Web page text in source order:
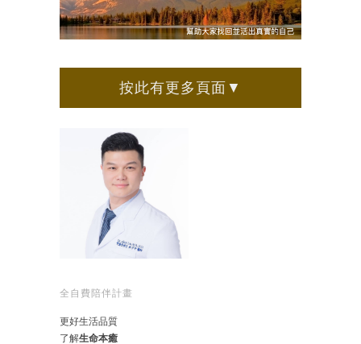
按此有更多頁面▼
全自費陪伴計畫
更好生活品質
了解生命本癒